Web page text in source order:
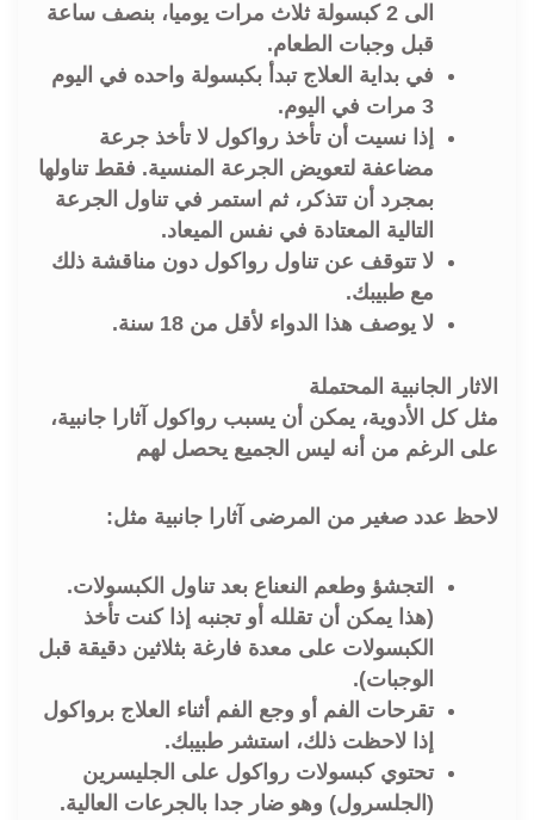
الى 2 كبسولة ثلاث مرات يوميا، بنصف ساعة
قبل وجبات الطعام.
في بداية العلاج تبدأ بكبسولة واحده في اليوم
3 مرات في اليوم.
إذا نسيت أن تأخذ رواكول لا تأخذ جرعة
مضاعفة لتعويض الجرعة المنسية. فقط تناولها
بمجرد أن تتذكر، ثم استمر في تناول الجرعة
التالية المعتادة في نفس الميعاد.
لا تتوقف عن تناول رواكول دون مناقشة ذلك
مع طبيبك.
لا يوصف هذا الدواء لأقل من 18 سنة.
الاثار الجانبية المحتملة
مثل كل الأدوية، يمكن أن يسبب رواكول آثارا جانبية،
على الرغم من أنه ليس الجميع يحصل لهم
لاحظ عدد صغير من المرضى آثارا جانبية مثل:
التجشؤ وطعم النعناع بعد تناول الكبسولات.
(هذا يمكن أن تقلله أو تجنبه إذا كنت تأخذ
الكبسولات على معدة فارغة بثلاثين دقيقة قبل
الوجبات).
تقرحات الفم أو وجع الفم أثناء العلاج برواكول
إذا لاحظت ذلك، استشر طبيبك.
تحتوي كبسولات رواكول على الجليسرين
(الجلسرول) وهو ضار جدا بالجرعات العالية.